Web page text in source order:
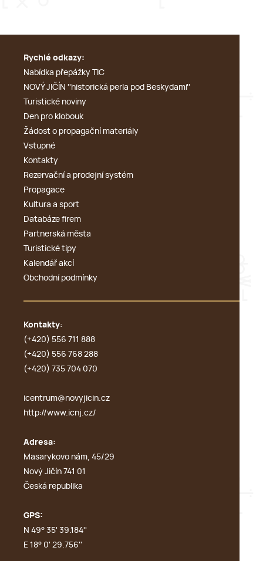
Rychlé odkazy:
Nabídka přepážky TIC
NOVÝ JIČÍN ''historická perla pod Beskydami''
Turistické noviny
Den pro klobouk
Žádost o propagační materiály
Vstupné
Kontakty
Rezervační a prodejní systém
Propagace
Kultura a sport
Databáze firem
Partnerská města
Turistické tipy
Kalendář akcí
Obchodní podmínky
Kontakty:
(+420) 556 711 888
(+420) 556 768 288
(+420) 735 704 070
icentrum@novyjicin.cz
http://www.icnj.cz/
Adresa:
Masarykovo nám, 45/29
Nový Jičín 741 01
Česká republika
GPS:
N 49° 35' 39.184''
E 18° 0' 29.756''